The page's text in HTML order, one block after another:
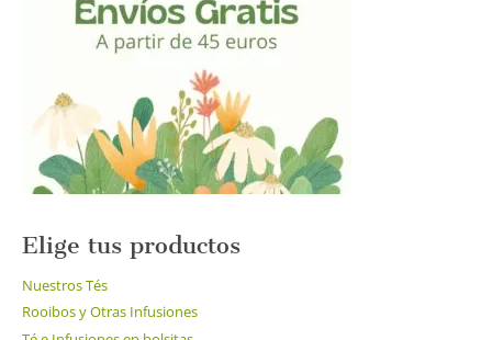
pueden
elegir
página
de
producto
Elige tus productos
Nuestros Tés
Rooibos y Otras Infusiones